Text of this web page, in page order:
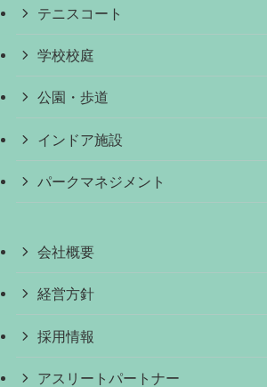
テニスコート
学校校庭
公園・歩道
インドア施設
パークマネジメント
会社概要
経営方針
採用情報
アスリートパートナー